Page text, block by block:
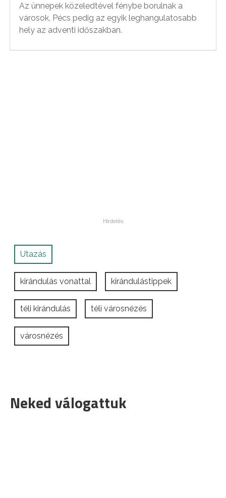
Az ünnepek közeledtével fénybe borulnak a
városok, Pécs pedig az egyik leghangulatosabb
hely az adventi időszakban.
Utazás
kirándulás vonattal kirándulástippek
téli kirándulás téli városnézés
városnézés
Neked válogattuk